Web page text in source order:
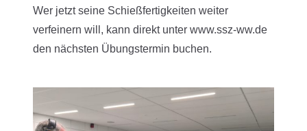
Wer jetzt seine Schießfertigkeiten weiter
verfeinern will, kann direkt unter www.ssz-ww.de
den nächsten Übungstermin buchen.